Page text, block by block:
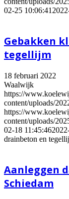
02-25 10:06:41
Gebakken
tegellijm
18 februari 2022
Waalwijk
https://
content/uploads/
https://
content/uploads/
02-18 11:45:46
drainbeton en
Aanleggen
Schiedam